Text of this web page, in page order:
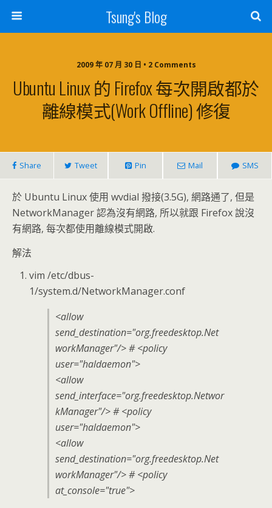
Tsung's Blog
2009 年 07 月 30 日 • 2 Comments
Ubuntu Linux 的 Firefox 每次開啟都於
離線模式(Work Offline) 修復
Share Tweet Pin Mail SMS
於 Ubuntu Linux 使用 wvdial 撥接(3.5G), 網路通了, 但是
NetworkManager 認為沒有網路, 所以就跟 Firefox 說沒
有網路, 每次都使用離線模式開啟.
解法
vim /etc/dbus-
1/system.d/NetworkManager.conf
<allow
send_destination="org.freedesktop.Net
workManager"/> # <policy
user="haldaemon">
<allow
send_interface="org.freedesktop.Networ
kManager"/> # <policy
user="haldaemon">
<allow
send_destination="org.freedesktop.Net
workManager"/> # <policy
at_console="true">